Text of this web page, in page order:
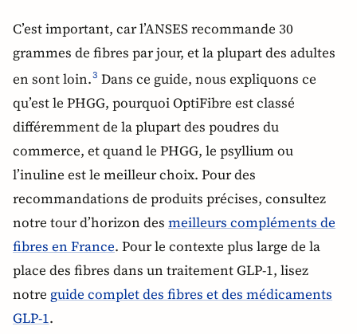
C’est important, car l’ANSES recommande 30
grammes de fibres par jour, et la plupart des adultes
en sont loin.3 Dans ce guide, nous expliquons ce
qu’est le PHGG, pourquoi OptiFibre est classé
différemment de la plupart des poudres du
commerce, et quand le PHGG, le psyllium ou
l’inuline est le meilleur choix. Pour des
recommandations de produits précises, consultez
notre tour d’horizon des meilleurs compléments de
fibres en France. Pour le contexte plus large de la
place des fibres dans un traitement GLP-1, lisez
notre guide complet des fibres et des médicaments
GLP-1.